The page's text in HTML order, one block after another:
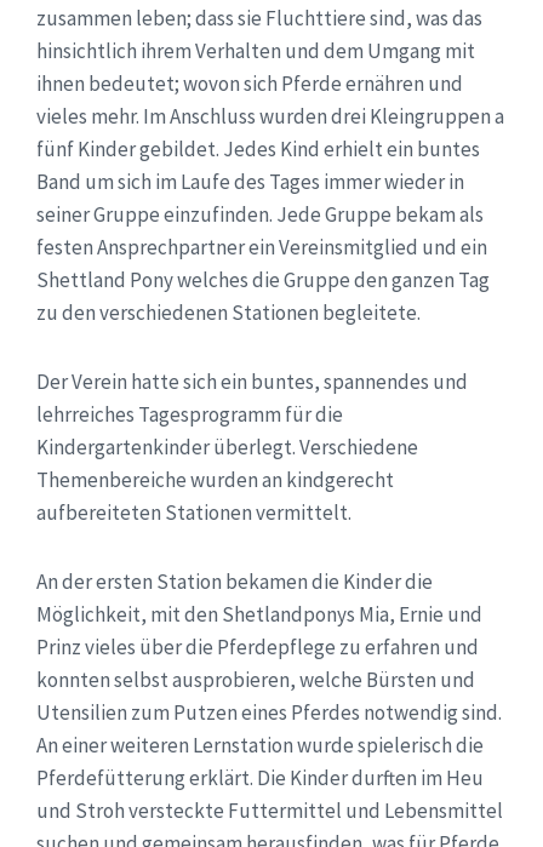
zusammen leben; dass sie Fluchttiere sind, was das
hinsichtlich ihrem Verhalten und dem Umgang mit
ihnen bedeutet; wovon sich Pferde ernähren und
vieles mehr. Im Anschluss wurden drei Kleingruppen a
fünf Kinder gebildet. Jedes Kind erhielt ein buntes
Band um sich im Laufe des Tages immer wieder in
seiner Gruppe einzufinden. Jede Gruppe bekam als
festen Ansprechpartner ein Vereinsmitglied und ein
Shettland Pony welches die Gruppe den ganzen Tag
zu den verschiedenen Stationen begleitete.
Der Verein hatte sich ein buntes, spannendes und
lehrreiches Tagesprogramm für die
Kindergartenkinder überlegt. Verschiedene
Themenbereiche wurden an kindgerecht
aufbereiteten Stationen vermittelt.
An der ersten Station bekamen die Kinder die
Möglichkeit, mit den Shetlandponys Mia, Ernie und
Prinz vieles über die Pferdepflege zu erfahren und
konnten selbst ausprobieren, welche Bürsten und
Utensilien zum Putzen eines Pferdes notwendig sind.
An einer weiteren Lernstation wurde spielerisch die
Pferdefütterung erklärt. Die Kinder durften im Heu
und Stroh versteckte Futtermittel und Lebensmittel